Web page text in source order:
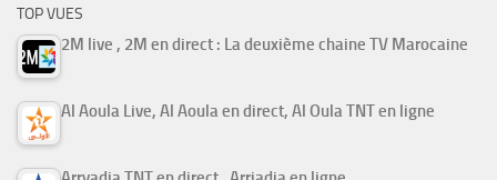
TOP VUES
2M live , 2M en direct : La deuxième chaine TV Marocaine
Al Aoula Live, Al Aoula en direct, Al Oula TNT en ligne